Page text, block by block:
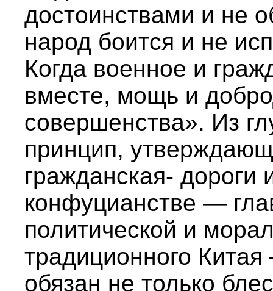
достоинствами и не
народ боится и не
Когда военное и
вместе, мощь и
совершенства». Из
принцип,
гражданская- дороги
конфуцианстве —
политической и
традиционного
обязан не только